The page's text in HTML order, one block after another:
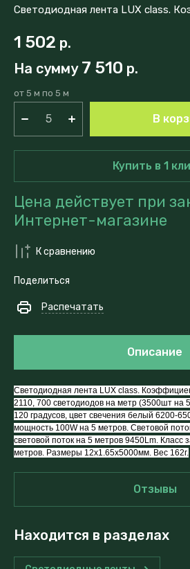
Светодиодная лента LUX class.
1 502 р.
На сумму 7 510 р.
от 5 м по 5 м
В
Купить в 1
Цена действует при
Интернет-магазине
К сравнению
Поделиться
Распечатать
Описание
Светодиодная лента LUX class.
2110, 700 светодиодов на метр (3500шт на
120 градусов, цвет свечения белый 6200-
мощность 100W на 5 метров. Световой
световой поток на 5 метров 9450Lm. Класс
метров. Размеры 12x1.65x5000мм. Вес 162г.
Отзывы
Находится в разделах